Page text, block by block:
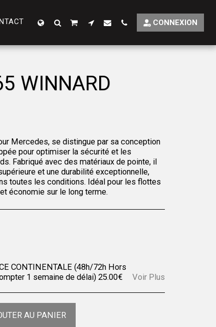
CONNEXION
WINNARD
Mercedes, se distingue par sa conception
pour optimiser la sécurité et les
Fabriqué avec des matériaux de pointe, il
et une durabilité exceptionnelle,
toutes les conditions. Idéal pour les flottes
économie sur le long terme.
CONTINENTALE (48h/72h Hors
1 semaine de délai) 25.00€ Voir Plus
AU PANIER